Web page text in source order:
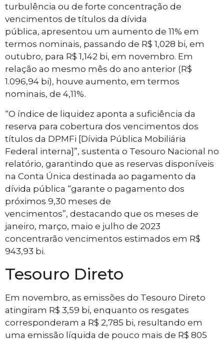
turbulência ou de forte concentração de
vencimentos de títulos da dívida
pública, apresentou um aumento de 11% em
termos nominais, passando de R$ 1,028 bi, em
outubro, para R$ 1,142 bi, em novembro. Em
relação ao mesmo mês do ano anterior (R$
1.096,94 bi), houve aumento, em termos
nominais, de 4,11%.
“O índice de liquidez aponta a suficiência da
reserva para cobertura dos vencimentos dos
títulos da DPMFi [Dívida Pública Mobiliária
Federal interna]”, sustenta o Tesouro Nacional no
relatório, garantindo que as reservas disponíveis
na Conta Única destinada ao pagamento da
dívida pública “garante o pagamento dos
próximos 9,30 meses de
vencimentos”, destacando que os meses de
janeiro, março, maio e julho de 2023
concentrarão vencimentos estimados em R$
943,93 bi.
Tesouro Direto
Em novembro, as emissões do Tesouro Direto
atingiram R$ 3,59 bi, enquanto os resgates
corresponderam a R$ 2,785 bi, resultando em
uma emissão líquida de pouco mais de R$ 805